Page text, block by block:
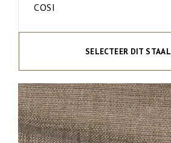
COSI
SELECTEER DIT STAAL